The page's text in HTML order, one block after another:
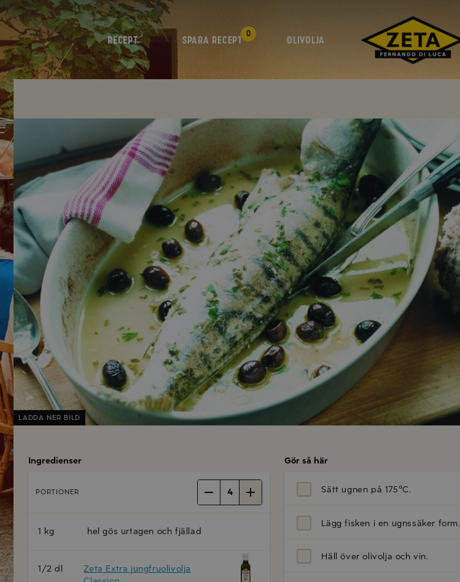
RECEPT SPARA RECEPT
0
OLIVOLJA
LADDA NER BILD
Ingredienser
PORTIONER 4
1 kg hel gös urtagen och fjällad
1/2 dl
Zeta Extra jungfruolivolja
Gör så här
Sätt ugnen på 175°C.
Lägg fisken i en ugnssäker form.
Häll över olivolja och vin.